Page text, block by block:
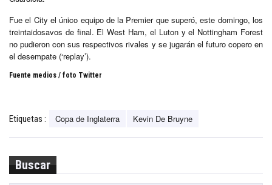
Fue el City el único equipo de la Premier que superó, este domingo, los
treintaidosavos de final. El West Ham, el Luton y el Nottingham Forest
no pudieron con sus respectivos rivales y se jugarán el futuro copero en
el desempate (‘replay’).
Fuente medios / foto Twitter
Etiquetas : Copa de Inglaterra Kevin De Bruyne
Buscar